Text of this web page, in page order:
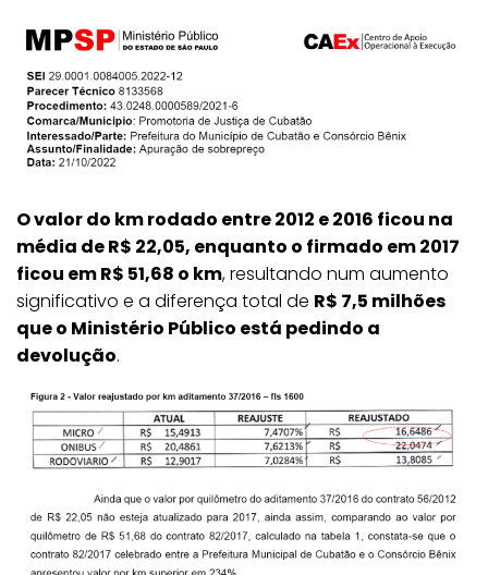
O valor do km rodado entre 2012 e 2016 ficou na
média de R$ 22,05, enquanto o firmado em 2017
ficou em R$ 51,68 o km, resultando num aumento
significativo e a diferença total de R$ 7,5 milhões
que o Ministério Público está pedindo a
devolução.